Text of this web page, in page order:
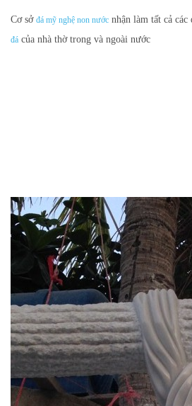
Cơ sở đá mỹ nghệ non nước nhận làm tất cả các
đá của nhà thờ trong và ngoài nước